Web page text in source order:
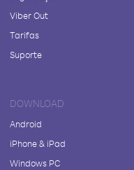
Viber Out
Tarifas
Suporte
DOWNLOAD
Android
iPhone & iPad
Windows PC